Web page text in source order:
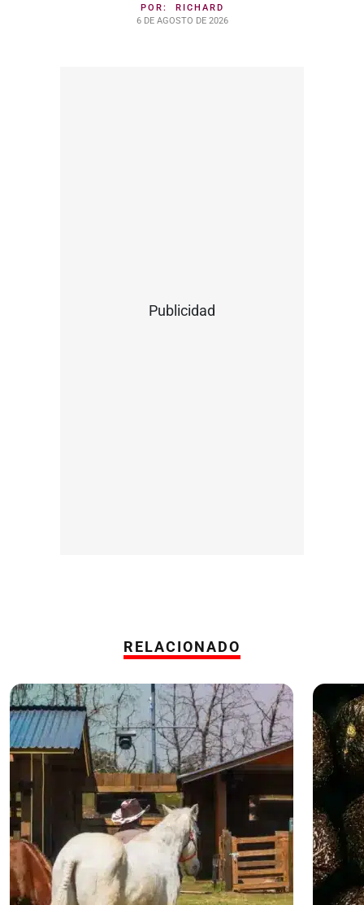
POR: RICHARD
6 DE AGOSTO DE 2026
Publicidad
RELACIONADO